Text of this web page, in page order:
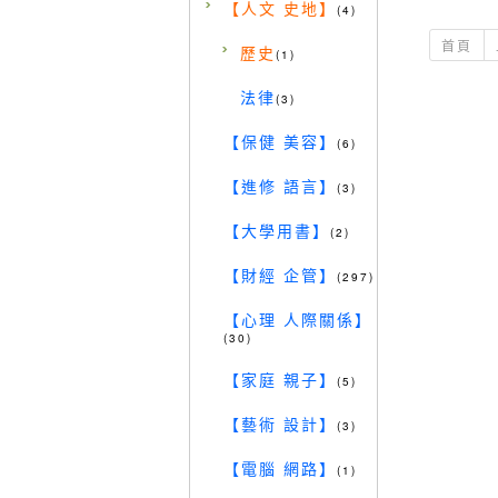
【人文 史地】
(4)
歷史 (1)
法律(3)
【保健 美容】 (6)
【進修 語言】 (3)
【大學用書】 (2)
【財經 企管】 (297)
【心理 人際關係】
(30)
【家庭 親子】 (5)
【藝術 設計】 (3)
【電腦 網路】 (1)
首頁